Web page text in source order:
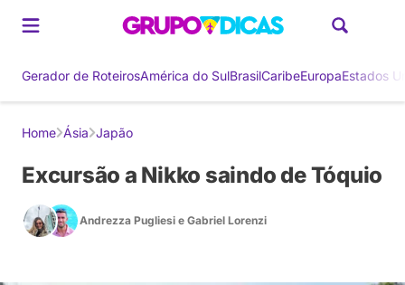
Gerador de RoteirosAmérica do SulBrasilCaribeEuropaEstados
Home Ásia Japão
Excursão a Nikko saindo de Tóquio
Andrezza Pugliesi e Gabriel Lorenzi